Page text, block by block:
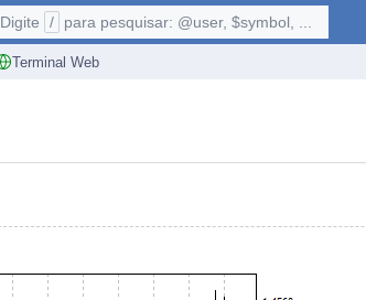
Terminal Web
Digite / para pesquisar: @user, $symbol, ...